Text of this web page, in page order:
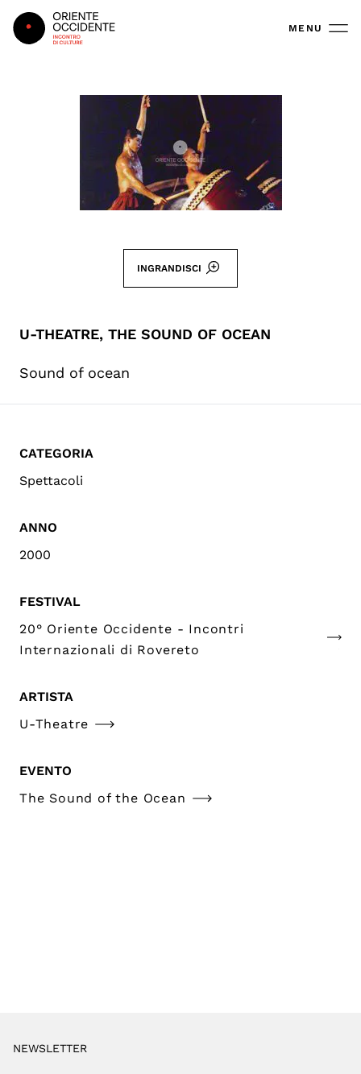
Oriente Occidente MENU
INGRANDISCI
U-THEATRE, THE SOUND OF OCEAN
Sound of ocean
CATEGORIA
Spettacoli
ANNO
2000
FESTIVAL
20° Oriente Occidente - Incontri
Internazionali di Rovereto
ARTISTA
U-Theatre
EVENTO
The Sound of the Ocean
NEWSLETTER